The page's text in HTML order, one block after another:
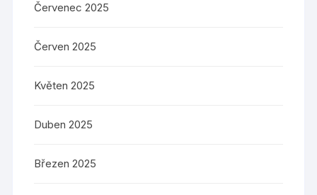
Červenec 2025
Červen 2025
Květen 2025
Duben 2025
Březen 2025